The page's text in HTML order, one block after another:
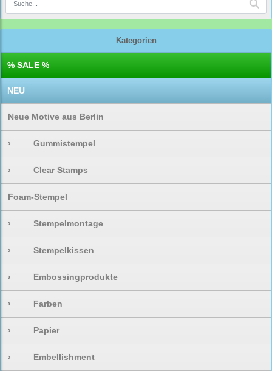
Kategorien
% SALE %
NEU
Neue Motive aus Berlin
› Gummistempel
› Clear Stamps
Foam-Stempel
› Stempelmontage
› Stempelkissen
› Embossingprodukte
› Farben
› Papier
› Embellishment